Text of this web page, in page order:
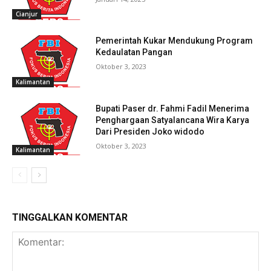
Cianjur
Kalimantan
Pemerintah Kukar Mendukung Program
Kedaulatan Pangan
Oktober 3, 2023
Kalimantan
Bupati Paser dr. Fahmi Fadil Menerima
Penghargaan Satyalancana Wira Karya
Dari Presiden Joko widodo
Oktober 3, 2023
TINGGALKAN KOMENTAR